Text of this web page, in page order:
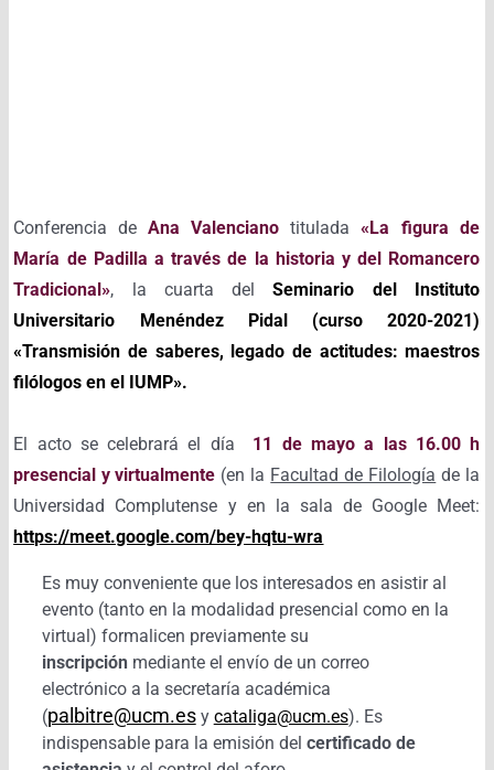
Conferencia deAna Valenciano titulada «La figura de
María de Padilla a través de la historia y del Romancero
Tradicional», la cuarta delSeminario del Instituto
Universitario Menéndez Pidal (curso 2020-2021)
«Transmisión de saberes, legado de actitudes: maestros
filólogos en el IUMP».
El acto se celebrará el día 11 de mayo a las 16.00 h
presencial y virtualmente (en la Facultad de Filología de la
Universidad Complutense y en la sala de Google Meet:
https://meet.google.com/bey-hqtu-wra
Es muy conveniente que los interesados en asistir al
evento (tanto en la modalidad presencial como en la
virtual) formalicen previamente su
inscripción mediante el envío de un correo
electrónico a la secretaría académica
(palbitre@ucm.esy cataliga@ucm.es). Es
indispensable para la emisión del certificado de